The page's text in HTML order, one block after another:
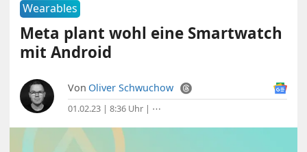
Wearables
Meta plant wohl eine Smartwatch
mit Android
Von Oliver Schwuchow
01.02.23 | 8:36 Uhr | ⋯